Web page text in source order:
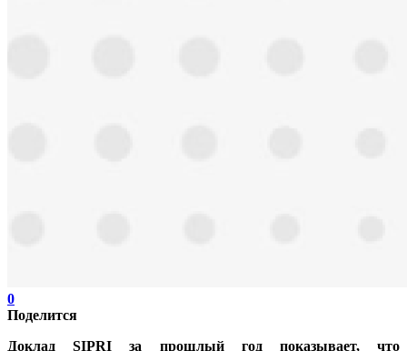
0
Поделится
Доклад SIPRI за прошлый год показывает, что